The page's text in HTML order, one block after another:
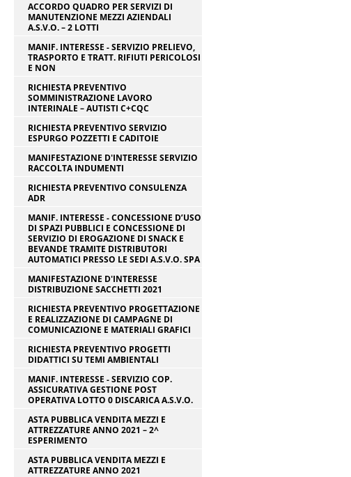
ACCORDO QUADRO PER SERVIZI DI
MANUTENZIONE MEZZI AZIENDALI
A.S.V.O. – 2 LOTTI
MANIF. INTERESSE - SERVIZIO PRELIEVO,
TRASPORTO E TRATT. RIFIUTI PERICOLOSI
E NON
RICHIESTA PREVENTIVO
SOMMINISTRAZIONE LAVORO
INTERINALE – AUTISTI C+CQC
RICHIESTA PREVENTIVO SERVIZIO
ESPURGO POZZETTI E CADITOIE
MANIFESTAZIONE D'INTERESSE SERVIZIO
RACCOLTA INDUMENTI
RICHIESTA PREVENTIVO CONSULENZA
ADR
MANIF. INTERESSE - CONCESSIONE D’USO
DI SPAZI PUBBLICI E CONCESSIONE DI
SERVIZIO DI EROGAZIONE DI SNACK E
BEVANDE TRAMITE DISTRIBUTORI
AUTOMATICI PRESSO LE SEDI A.S.V.O. SPA
MANIFESTAZIONE D'INTERESSE
DISTRIBUZIONE SACCHETTI 2021
RICHIESTA PREVENTIVO PROGETTAZIONE
E REALIZZAZIONE DI CAMPAGNE DI
COMUNICAZIONE E MATERIALI GRAFICI
RICHIESTA PREVENTIVO PROGETTI
DIDATTICI SU TEMI AMBIENTALI
MANIF. INTERESSE - SERVIZIO COP.
ASSICURATIVA GESTIONE POST
OPERATIVA LOTTO 0 DISCARICA A.S.V.O.
ASTA PUBBLICA VENDITA MEZZI E
ATTREZZATURE ANNO 2021 – 2^
ESPERIMENTO
ASTA PUBBLICA VENDITA MEZZI E
ATTREZZATURE ANNO 2021